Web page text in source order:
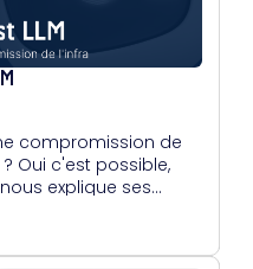
compromission de
Oui c'est possible,
explique ses